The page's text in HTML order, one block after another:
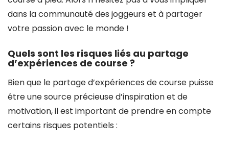
dans la communauté des joggeurs et à partager
votre passion avec le monde !
Quels sont les risques liés au partage
d’expériences de course ?
Bien que le partage d’expériences de course puisse
être une source précieuse d’inspiration et de
motivation, il est important de prendre en compte
certains risques potentiels :